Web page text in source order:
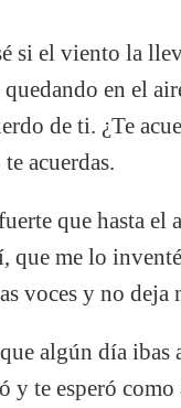
si el viento la
en el
de ti. ¿Te
acuerdas.
que hasta
que me lo
voces y no deja
algún día ibas
y te esperó como